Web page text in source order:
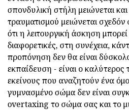
σπονδυλική στήλη μειώνεται
τραυματισμού μειώνεται
ότι η λειτουργική άσκηση
διαφορετικές, στη συνέχεια,
προπόνηση δεν θα είναι
εκπαίδευση - είναι ο καλύτερος
εκείνους που αναζητούν ένα
γυμνασμένο σώμα δεν είναι
overtaxing το σώμα σας και το